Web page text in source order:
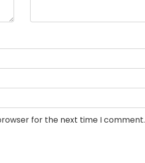
for the next time I comment.